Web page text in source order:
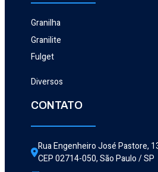
Granilha
Granilite
Fulget
Diversos
CONTATO
Rua Engenheiro José Pastore,
CEP 02714-050, São Paulo / SP